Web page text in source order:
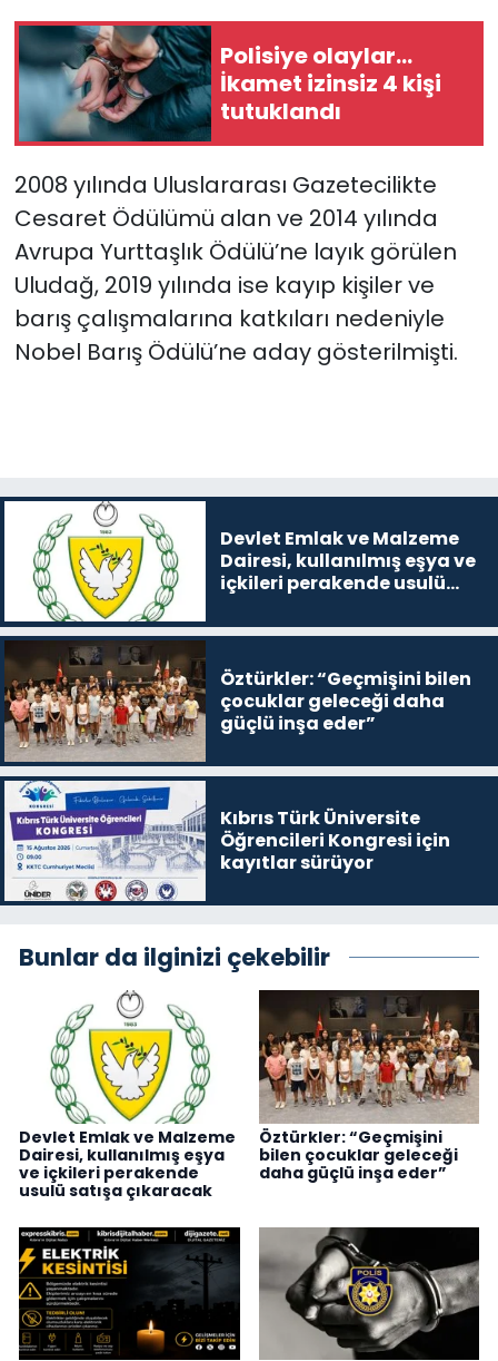
Polisiye olaylar…
İkamet izinsiz 4 kişi
tutuklandı
2008 yılında Uluslararası Gazetecilikte
Cesaret Ödülümü alan ve 2014 yılında
Avrupa Yurttaşlık Ödülü’ne layık görülen
Uludağ, 2019 yılında ise kayıp kişiler ve
barış çalışmalarına katkıları nedeniyle
Nobel Barış Ödülü’ne aday gösterilmişti.
Devlet Emlak ve Malzeme
Dairesi, kullanılmış eşya ve
içkileri perakende usulü
Öztürkler: “Geçmişini bilen
çocuklar geleceği daha
güçlü inşa eder”
Kıbrıs Türk Üniversite
Öğrencileri Kongresi için
kayıtlar sürüyor
Bunlar da ilginizi çekebilir
Devlet Emlak ve Malzeme
Dairesi, kullanılmış eşya
ve içkileri perakende
usulü satışa çıkaracak
Öztürkler: “Geçmişini
bilen çocuklar geleceği
daha güçlü inşa eder”
Yazarlar